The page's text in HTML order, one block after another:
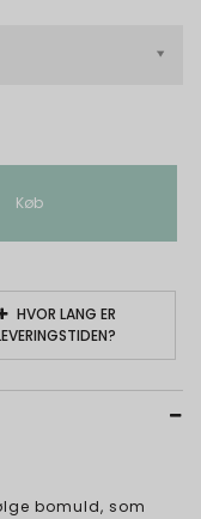
Køb
HVOR LANG ER
bomuld, som